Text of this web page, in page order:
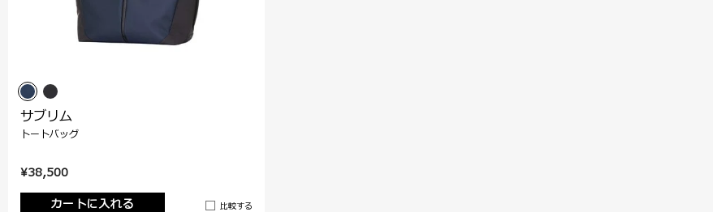
¥38,500
カートに入れる
比較する
サブリム
トートバッグ